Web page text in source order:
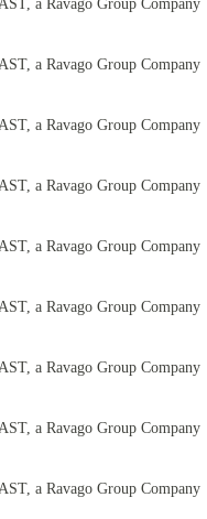
a Ravago Group Company
a Ravago Group Company
a Ravago Group Company
a Ravago Group Company
a Ravago Group Company
a Ravago Group Company
a Ravago Group Company
a Ravago Group Company
a Ravago Group Company